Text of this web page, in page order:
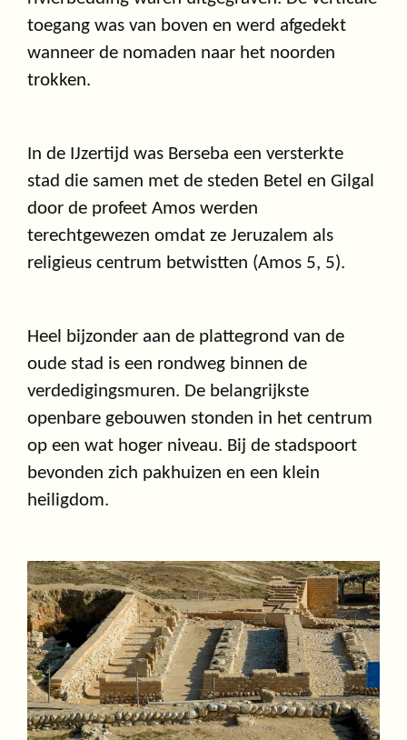
toegang was van boven en werd afgedekt
wanneer de nomaden naar het noorden
trokken.
In de IJzertijd was Berseba een versterkte
stad die samen met de steden Betel en Gilgal
door de profeet Amos werden
terechtgewezen omdat ze Jeruzalem als
religieus centrum betwistten (Amos 5, 5).
Heel bijzonder aan de plattegrond van de
oude stad is een rondweg binnen de
verdedigingsmuren. De belangrijkste
openbare gebouwen stonden in het centrum
op een wat hoger niveau. Bij de stadspoort
bevonden zich pakhuizen en een klein
heiligdom.